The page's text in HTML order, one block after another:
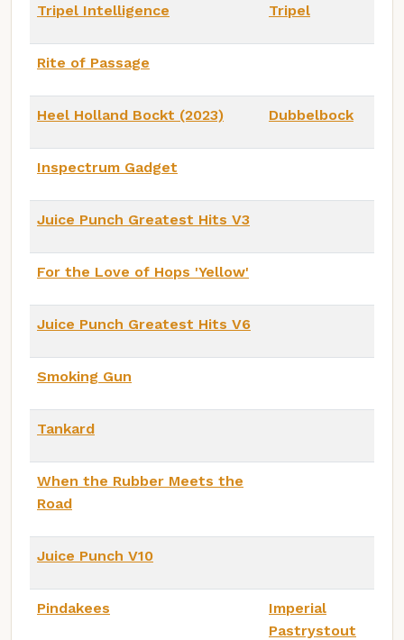
Tripel Intelligence Tripel
Rite of Passage
Heel Holland Bockt (2023) Dubbelbock
Inspectrum Gadget
Juice Punch Greatest Hits V3
For the Love of Hops 'Yellow'
Juice Punch Greatest Hits V6
Smoking Gun
Tankard
When the Rubber Meets the
Road
Juice Punch V10
Pindakees
Imperial
Pastrystout